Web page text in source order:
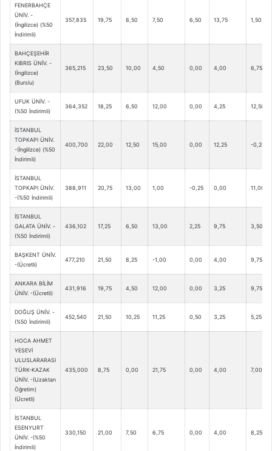
FENERBAHÇE
ÜNİV. -
(İngilizce) (%50
İndirimli)
357,835 19,75 8,50 7,50 6,50 13,75 1,50
BAHÇEŞEHİR
KIBRIS ÜNİV. -
(İngilizce)
(Burslu)
365,215 23,50 10,00 4,50 0,00 4,00 6,75
UFUK ÜNİV. -
(%50 İndirimli)
364,352 18,25 6,50 12,00 0,00 4,25 12,50
İSTANBUL
TOPKAPI ÜNİV.
-(İngilizce) (%50
İndirimli)
400,700 22,00 12,50 15,00 0,00 12,25 -0,25
İSTANBUL
TOPKAPI ÜNİV.
-(%50 İndirimli)
388,911 20,75 13,00 1,00 -0,25 0,00 11,00
İSTANBUL
GALATA ÜNİV. -
(%50 İndirimli)
436,102 17,25 6,50 13,00 2,25 9,75 3,50
BAŞKENT ÜNİV.
-(Ücretli)
477,210 21,50 8,25 -1,00 0,00 4,00 9,75
ANKARA BİLİM
ÜNİV. -(Ücretli)
431,916 19,75 4,50 12,00 0,00 3,25 9,75
DOĞUŞ ÜNİV. -
(%50 İndirimli)
452,540 21,50 10,25 11,25 0,50 3,25 5,25
HOCA AHMET
YESEVİ
ULUSLARARASI
TÜRK-KAZAK
ÜNİV. -(Uzaktan
Öğretim)
(Ücretli)
435,000 8,75 0,00 21,75 0,00 4,00 7,00
İSTANBUL
ESENYURT
ÜNİV. -(%50
İndirimli)
330,150 21,00 7,50 6,75 0,00 4,00 8,25